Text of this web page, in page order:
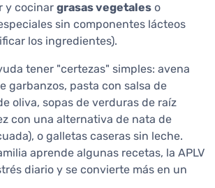
y cocinar grasas vegetales o
sin componentes lácteos
los ingredientes).
tener "certezas" simples: avena
garbanzos, pasta con salsa de
oliva, sopas de verduras de raíz
con una alternativa de nata de
o galletas caseras sin leche.
aprende algunas recetas, la APLV
diario y se convierte más en un